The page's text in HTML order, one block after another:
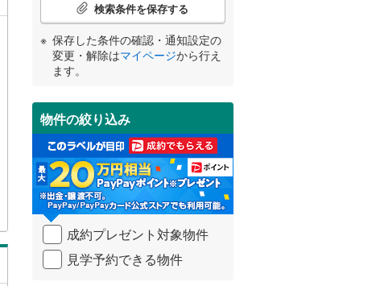
条
件
受
け
取
る
・
条
件
を
イ
ペ
検索条件を保存する
保存した条件の確認・通知設定の
変更・解除はマイページから行え
ます。
物件の絞り込み
成約プレゼント対象物件
見学予約できる物件